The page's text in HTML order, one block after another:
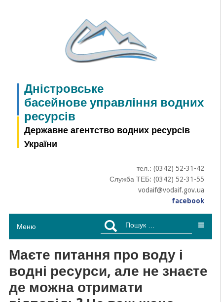
Дністровське
басейнове управління водних
ресурсів
Державне агентство водних ресурсів
України
тел.: (0342) 52-31-42
Служба ТЕБ: (0342) 52-31-55
vodaif@vodaif.gov.ua
facebook
Меню
Пошук:
Маєте питання про воду і
водні ресурси, але не знаєте
де можна отримати